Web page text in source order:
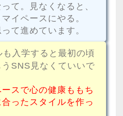
て。見なくなると、
イペースにやる。
て進めています。
入学すると最初の頃
SNS見なくていいで
スで心の健康ももち
ったスタイルを作っ